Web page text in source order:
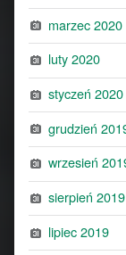
marzec 2020
luty 2020
styczeń 2020
grudzień
wrzesień
sierpień 2019
lipiec 2019